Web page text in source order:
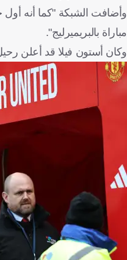
مباراة بالبريميرليج".
وكان أستون فيلا قد أعلن